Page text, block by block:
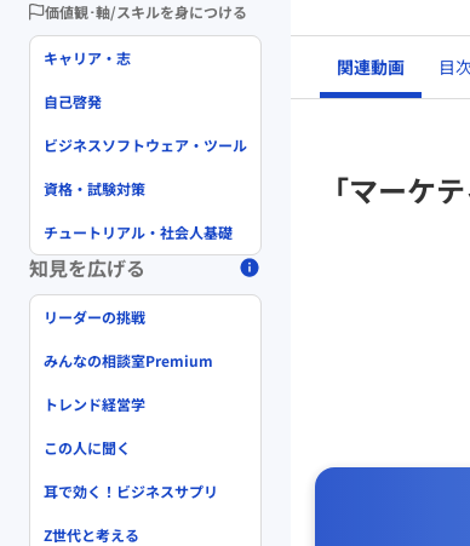
関連動画 目
「マーケ
価値観･軸/スキルを身につける
キャリア・志
自己啓発
ビジネスソフトウェア・ツール
資格・試験対策
チュートリアル・社会人基礎
知見を広げる
リーダーの挑戦
みんなの相談室Premium
トレンド経営学
この人に聞く
耳で効く！ビジネスサプリ
Z世代と考える